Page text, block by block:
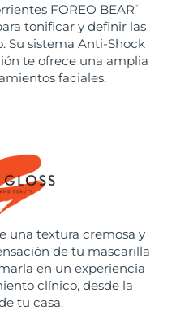
FOREO BEAR™
tonificar y definir las
Su sistema Anti-Shock
te ofrece una amplia
faciales.
una textura cremosa y
de tu mascarilla
en un experiencia
clínico, desde la
tu casa.